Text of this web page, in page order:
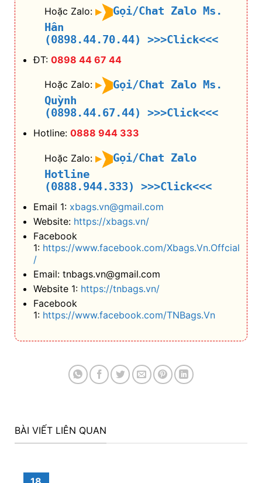
Hoặc Zalo:
Gọi/Chat Zalo Ms.
Hân
(0898.44.70.44)
>>>Click<<<
ĐT: 0898 44 67 44
Hoặc Zalo:
Gọi/Chat Zalo Ms.
Quỳnh
(0898.44.67.44)
>>>Click<<<
Hotline: 0888 944 333
Hoặc Zalo:
Gọi/Chat Zalo
Hotline
(0888.944.333)
>>>Click<<<
Email 1: xbags.vn@gmail.com
Website: https://xbags.vn/
Facebook
1: https://www.facebook.com/Xbags.Vn.Offcial
/
Email: tnbags.vn@gmail.com
Website 1: https://tnbags.vn/
Facebook
1: https://www.facebook.com/TNBags.Vn
BÀI VIẾT LIÊN QUAN